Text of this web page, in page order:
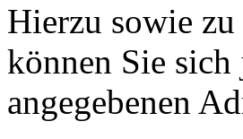
Hierzu sowie
können Sie
angegebenen